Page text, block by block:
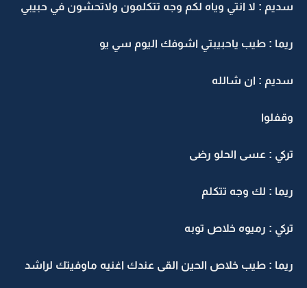
: لا انتي وياه لكم وجه تتكلمون ولاتحشون في حبيبي
: طيب ياحبيبتي اشوفك اليوم سي يو
: ان شالله
: عسى الحلو رضى
: لك وجه تتكلم
: رميوه خلاص توبه
: طيب خلاص الحين القى عندك اغنيه ماوفيتك لراشد